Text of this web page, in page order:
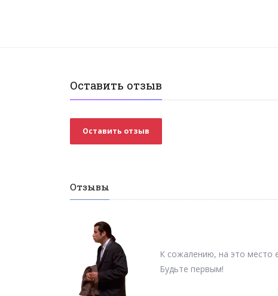
Оставить отзыв
Оставить отзыв
Отзывы
К сожалению, на это место
Будьте первым!